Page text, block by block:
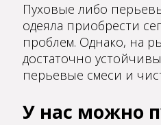
Пуховые либо
одеяла приобрести
проблем. Однако, на
достаточно
перьевые смеси и
У нас можно